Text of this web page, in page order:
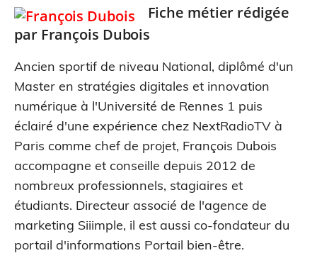
Fiche métier rédigée
par François Dubois
Ancien sportif de niveau National, diplômé d'un
Master en stratégies digitales et innovation
numérique à l'Université de Rennes 1 puis
éclairé d'une expérience chez NextRadioTV à
Paris comme chef de projet, François Dubois
accompagne et conseille depuis 2012 de
nombreux professionnels, stagiaires et
étudiants. Directeur associé de l'agence de
marketing Siiimple, il est aussi co-fondateur du
portail d'informations Portail bien-être.